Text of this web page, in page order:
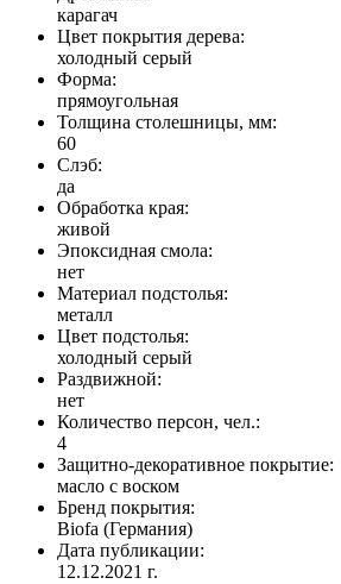
карагач
Цвет покрытия дерева:
холодный серый
Форма:
прямоугольная
Толщина столешницы, мм:
60
Слэб:
да
Обработка края:
живой
Эпоксидная смола:
нет
Материал подстолья:
металл
Цвет подстолья:
холодный серый
Раздвижной:
нет
Количество персон, чел.:
4
Защитно-декоративное покрытие:
масло с воском
Бренд покрытия:
Biofa (Германия)
Дата публикации:
12.12.2021 г.